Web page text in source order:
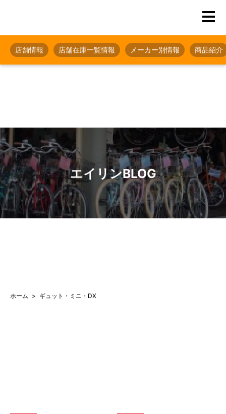
店舗情報 店舗在庫一覧情報 メーカー別情報 商品紹介
エイリンBLOG
ホーム ギュット・ミニ・DX